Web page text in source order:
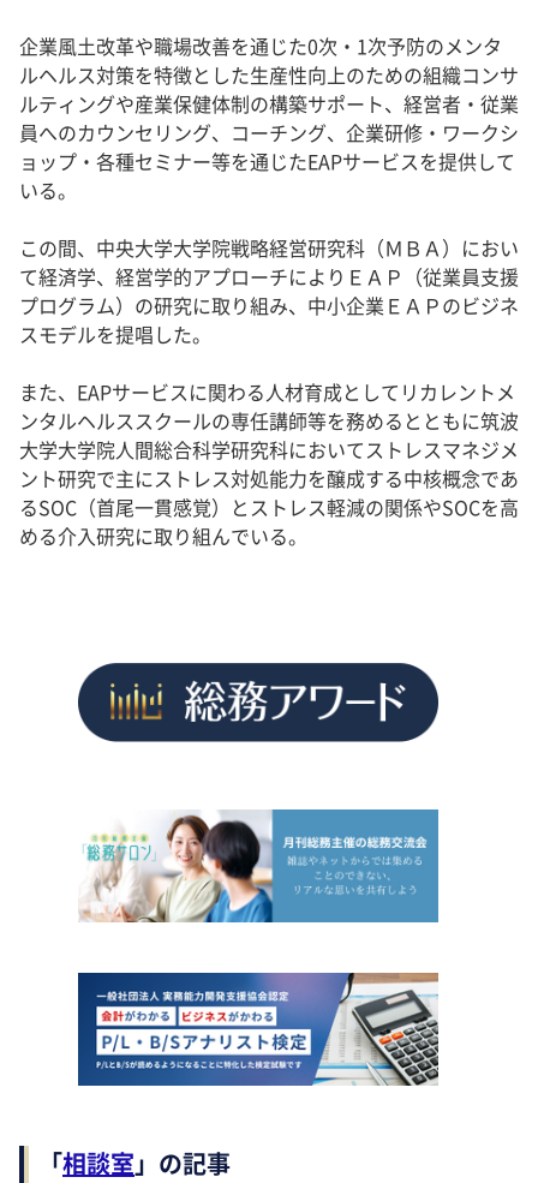
企業風土改革や職場改善を通じた0次・1次予防のメンタ
ルヘルス対策を特徴とした生産性向上のための組織コンサ
ルティングや産業保健体制の構築サポート、経営者・従業
員へのカウンセリング、コーチング、企業研修・ワークシ
ョップ・各種セミナー等を通じたEAPサービスを提供して
いる。
この間、中央大学大学院戦略経営研究科（ＭＢＡ）におい
て経済学、経営学的アプローチによりＥＡＰ（従業員支援
プログラム）の研究に取り組み、中小企業ＥＡＰのビジネ
スモデルを提唱した。
また、EAPサービスに関わる人材育成としてリカレントメ
ンタルヘルススクールの専任講師等を務めるとともに筑波
大学大学院人間総合科学研究科においてストレスマネジメ
ント研究で主にストレス対処能力を醸成する中核概念であ
るSOC（首尾一貫感覚）とストレス軽減の関係やSOCを高
める介入研究に取り組んでいる。
「相談室」の記事